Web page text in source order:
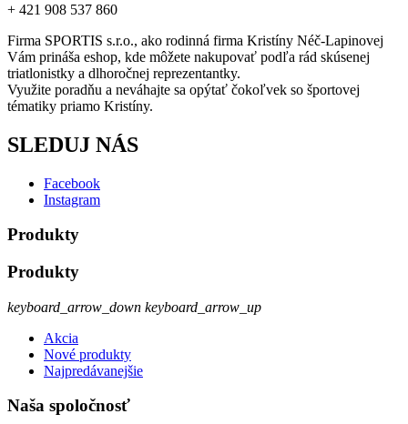
+ 421 908 537 860
Firma SPORTIS s.r.o., ako rodinná firma Kristíny Néč-Lapinovej
Vám prináša eshop, kde môžete nakupovať podľa rád skúsenej
triatlonistky a dlhoročnej reprezentantky.
Využite poradňu a neváhajte sa opýtať čokoľvek so športovej
tématiky priamo Kristíny.
SLEDUJ NÁS
Facebook
Instagram
Produkty
Produkty
keyboard_arrow_down keyboard_arrow_up
Akcia
Nové produkty
Najpredávanejšie
Naša spoločnosť